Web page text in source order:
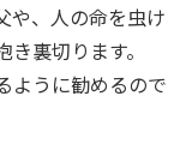
や、人の命を虫け
裏切ります。
ように勧めるので